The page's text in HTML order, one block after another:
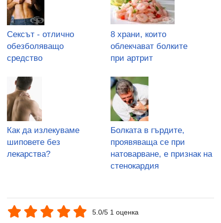
Сексът - отлично
обезболяващо
средство
8 храни, които
облекчават болките
при артрит
Как да излекуваме
шиповете без
лекарства?
Болката в гърдите,
проявяваща се при
натоварване, е признак на
стенокардия
5.0/5 1 оценка